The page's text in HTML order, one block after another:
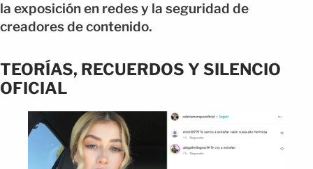
la exposición en redes y la seguridad de
creadores de contenido.
TEORÍAS, RECUERDOS Y SILENCIO
OFICIAL